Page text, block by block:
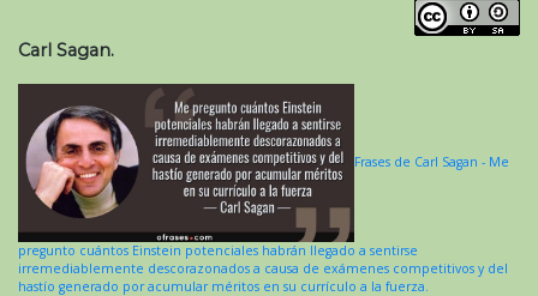
Carl Sagan.
Frases de Carl Sagan - Me
pregunto cuántos Einstein potenciales habrán llegado a sentirse
irremediablemente descorazonados a causa de exámenes competitivos y del
hastío generado por acumular méritos en su currículo a la fuerza.